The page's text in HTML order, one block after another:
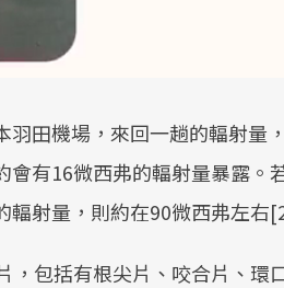
田機場，來回一趟的輻射量
有16微西弗的輻射量暴露。
射量，則約在90微西弗左右
，包括有根尖片、咬合片、環